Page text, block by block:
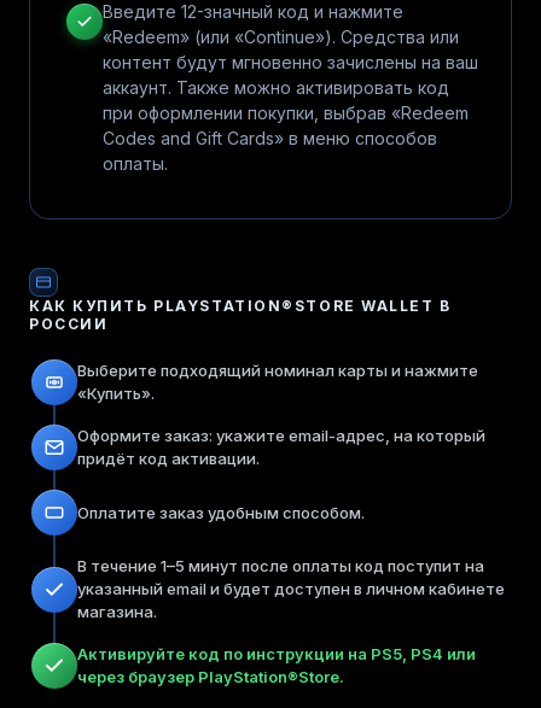
Введите 12-значный код и нажмите
«Redeem» (или «Continue»). Средства или
контент будут мгновенно зачислены на ваш
аккаунт. Также можно активировать код
при оформлении покупки, выбрав «Redeem
Codes and Gift Cards» в меню способов
оплаты.
КАК КУПИТЬ PLAYSTATION®STORE WALLET В
РОССИИ
Выберите подходящий номинал карты и нажмите
«Купить».
Оформите заказ: укажите email-адрес, на который
придёт код активации.
Оплатите заказ удобным способом.
В течение 1–5 минут после оплаты код поступит на
указанный email и будет доступен в личном кабинете
магазина.
Активируйте код по инструкции на PS5, PS4 или
через браузер PlayStation®Store.